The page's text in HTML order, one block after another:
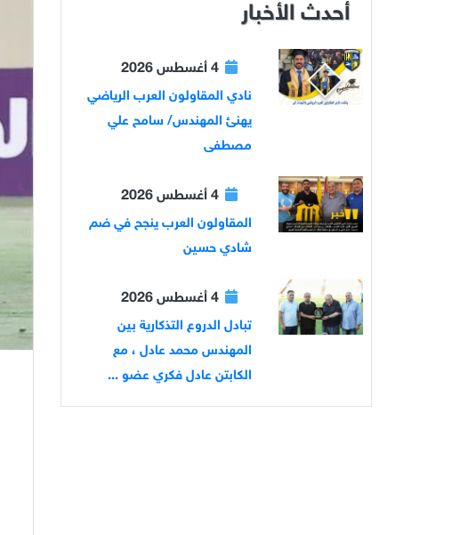
أحدث الأخبار
نادي المقاولون العرب الرياضي
يهنئ المهندس/ سامح علي
مصطفى
المقاولون العرب ينجح في ضم
شادي حسين
تبادل الدروع التذكارية بين
المهندس محمد عادل ، مع
الكابتن عادل فكري عضو ...